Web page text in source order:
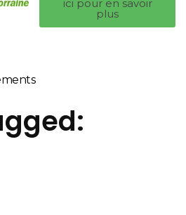
ici pour en savoir
plus